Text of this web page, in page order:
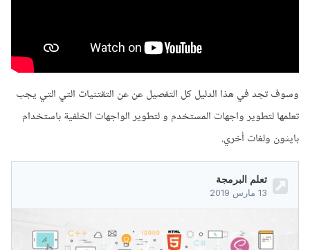
وسوف تجد في هذا الدليل كل التفصيل عن عن التقتنيات التي التي يجب
تعلمها لتطوير واجهات المستخدم و لتطوير الواجهات الخلفية باستخدام
بايثون ولغات أخري.